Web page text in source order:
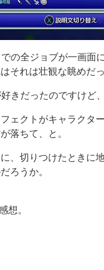
の全ジョブが一画面
それは壮観な眺めだ
きだったのですけど
ェクトがキャラクタ
落ちて、と。
、切りつけたときに
ろうか。
。